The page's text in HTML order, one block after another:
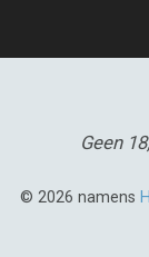
Geen
© 2026 namens